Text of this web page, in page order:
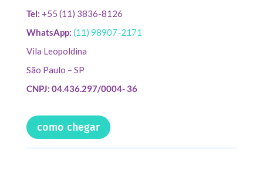
Tel: +55 (11) 3836-8126
WhatsApp: (11) 98907-2171
Vila Leopoldina
São Paulo – SP
CNPJ: 04.436.297/0004- 36
como chegar